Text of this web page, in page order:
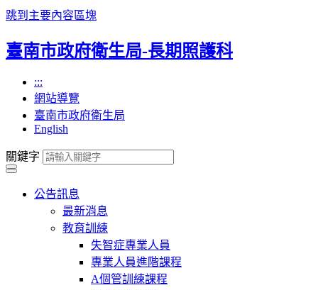
跳到主要內容區塊
臺南市政府衛生局-長期照護科
:::
網站導覽
臺南市政府衛生局
English
關鍵字
公告訊息
最新消息
教育訓練
失智症專業人員
專業人員進階課程
A個管訓練課程